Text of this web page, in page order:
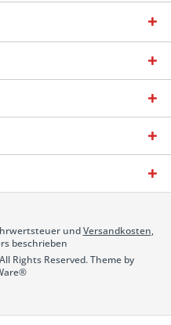
undVersandkosten,
beschrieben
Rights Reserved. Theme by